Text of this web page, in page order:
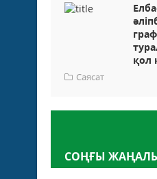
қол
Саясат
СОҢҒЫ